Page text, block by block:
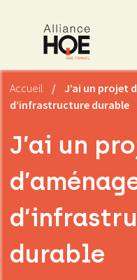
Accueil /
J’ai un projet
d’infrastructure durable
J’ai un
durable